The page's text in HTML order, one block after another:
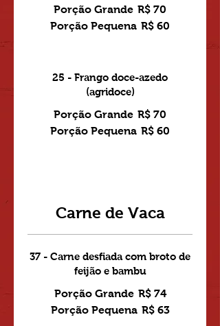
Porção Grande R$ 70
Porção Pequena R$ 60
25 - Frango doce-azedo
(agridoce)
Porção Grande R$ 70
Porção Pequena R$ 60
Carne de Vaca
37 - Carne desfiada com broto de
feijão e bambu
Porção Grande R$ 74
Porção Pequena R$ 63